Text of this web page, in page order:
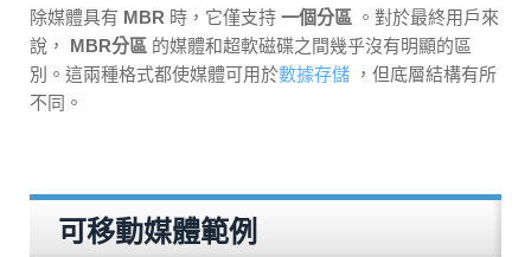
除媒體具有 MBR 時，它僅支持 一個分區 。對於最終用戶來
說， MBR分區 的媒體和超軟磁碟之間幾乎沒有明顯的區
別。這兩種格式都使媒體可用於數據存儲 ，但底層結構有所
不同。
可移動媒體範例